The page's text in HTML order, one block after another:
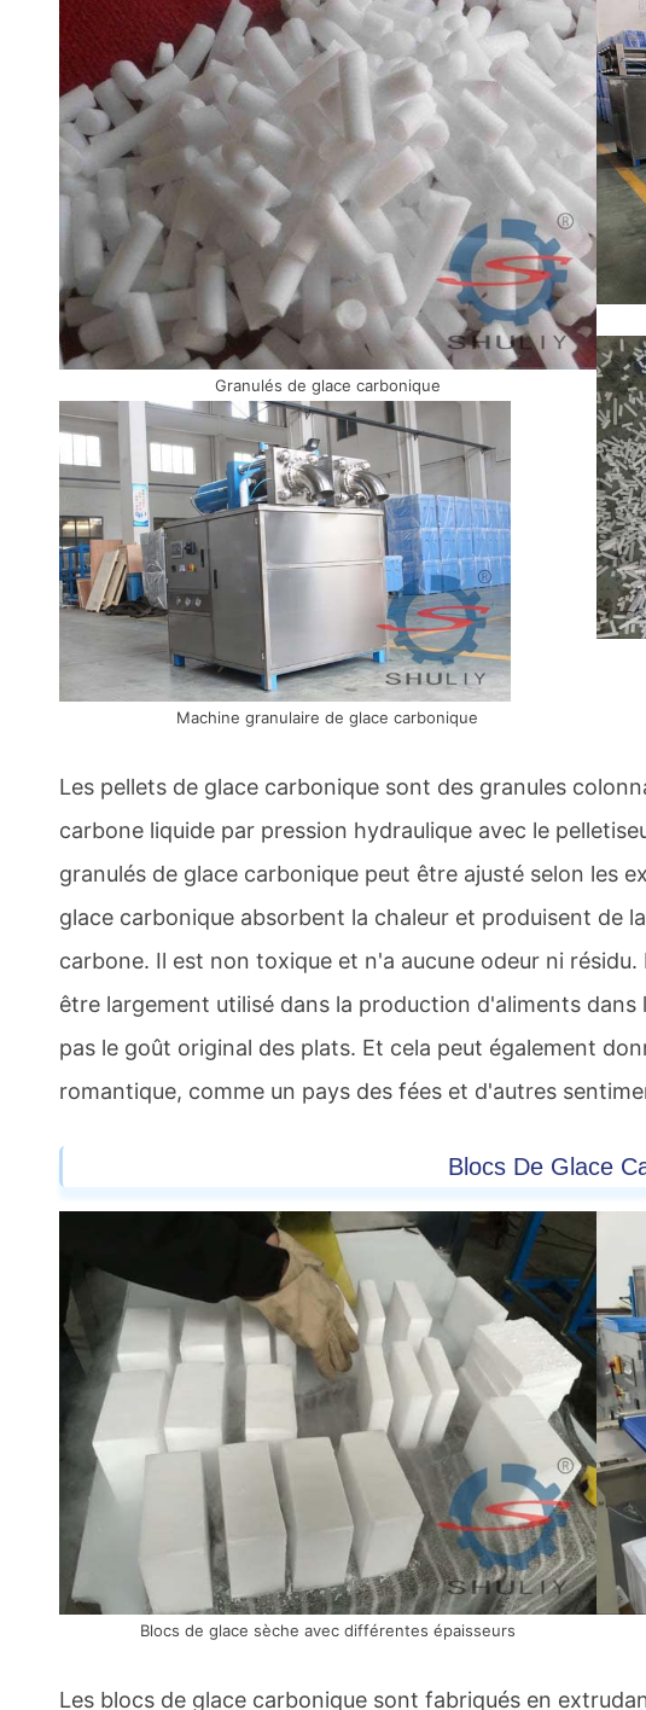
Granulés de glace carbonique
Machine granulaire de glace carbonique
Les pellets de glace carbonique sont des granules
carbone liquide par pression hydraulique avec le
granulés de glace carbonique peut être ajusté selon les
glace carbonique absorbent la chaleur et produisent de
carbone. Il est non toxique et n'a aucune odeur ni
être largement utilisé dans la production d'aliments
pas le goût original des plats. Et cela peut également
romantique, comme un pays des fées et d'autres
Blocs De Glace
Blocs de glace sèche avec différentes épaisseurs
Les blocs de glace carbonique sont fabriqués en